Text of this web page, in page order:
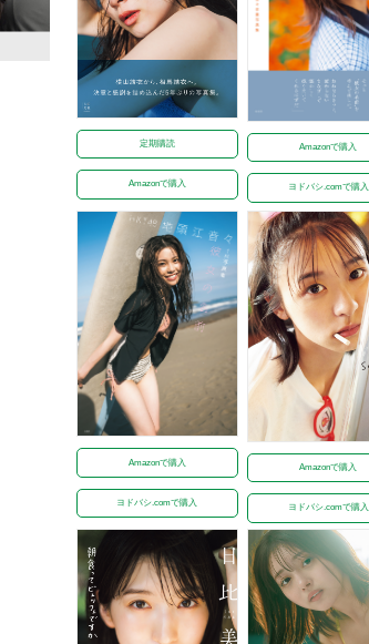
定期購読
Amazonで購入
Amazonで購入
ヨドバシ.comで購入
Amazonで購入
ヨドバシ.comで購入
Amazonで購入
ヨドバシ.comで購入